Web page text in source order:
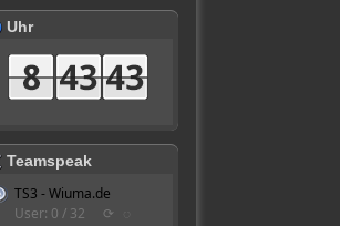
Uhr
Teamspeak
TS3 - Wiuma.de
User: 0 / 32
⟳